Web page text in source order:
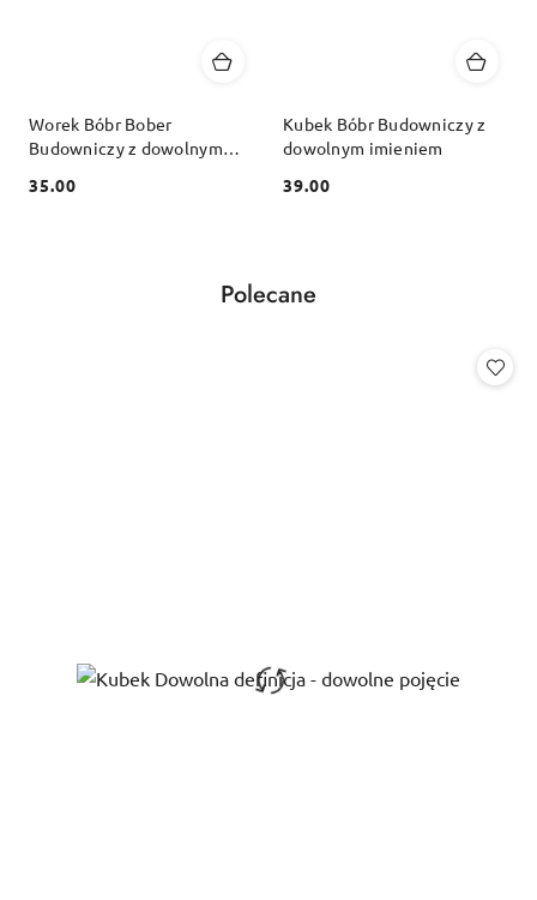
Worek Bóbr Bober
Budowniczy z dowolnym
Cena:
35.00
Kubek Bóbr Budowniczy z
dowolnym imieniem
Cena:
39.00
Pomiń karuzelę produktów
Produkty
Polecane